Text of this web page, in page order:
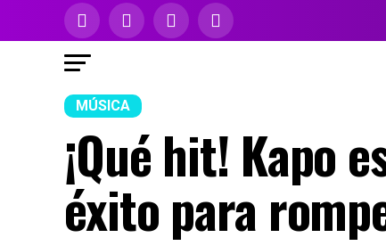
MÚSICA
¡Qué hit! Kapo
éxito para